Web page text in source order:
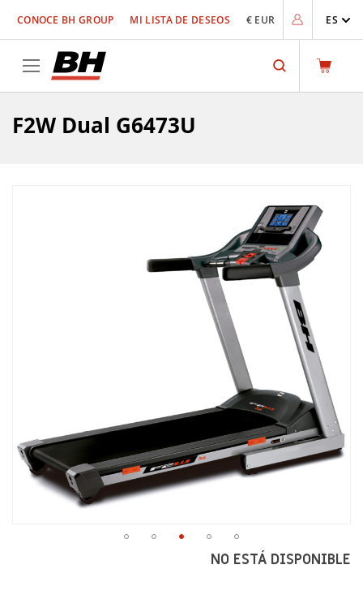
al
contenido
CONOCE BH GROUP MI LISTA DE DESEOS € EUR ES
Search
F2W Dual G6473U
NO ESTÁ DISPONIBLE